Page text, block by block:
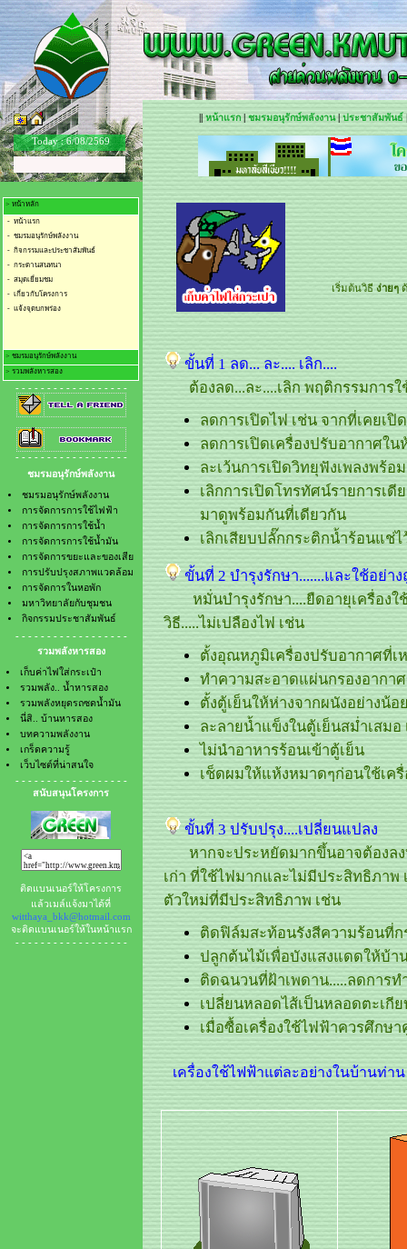
Today :6/08/2569
||หน้าแรก| ชมรมอนุรักษ์พลังงาน| ประชาสัมพันธ์
> หน้าหลัก
- หน้าแรก
- ชมรมอนุรักษ์พลังงาน
- กิจกรรมและประชาสัมพันธ์
- กระดานสนทนา
- สมุดเยี่ยมชม
- เกี่ยวกับโครงการ
- แจ้งจุดบกพร่อง
> ชมรมอนุรักษ์พลังงาน
- ชมรมอนุรักษ์พลังงาน
- การจัดการการใช้ไฟฟ้า
- การจัดการการใช้น้ำ
- การจัดการการใช้น้ำมัน
- การจัดการขยะและของเสีย
- การปรับปรุงสภาพแวดล้อม
- การจัดการในหอพัก
- มหาวิทยาลัยกับชุมชน
- กิจกรรมประชาสัมพันธ์
> รวมพลังหารสอง
- เก็บค่าไฟใส่กระเป๋า
- รวมพลัง.. น้ำหารสอง
- รวมพลังหยุดรถซดน้ำมัน
- นี่สิ.. บ้านหารสอง
- บทความพลังงาน
- เว็บไซต์ที่น่าสนใจ
- - - - - - - - - - - - - - - - - -
- - - - - - - - - - - - - - - - - -
ชมรมอนุรักษ์พลังงาน
ชมรมอนุรักษ์พลังงาน
การจัดการการใช้ไฟฟ้า
การจัดการการใช้น้ำ
การจัดการการใช้น้ำมัน
การจัดการขยะและของเสีย
การปรับปรุงสภาพแวดล้อม
การจัดการในหอพัก
มหาวิทยาลัยกับชุมชน
กิจกรรมประชาสัมพันธ์
- - - - - - - - - - - - - - - - - -
รวมพลังหารสอง
เก็บค่าไฟใส่กระเป๋า
รวมพลัง.. น้ำหารสอง
รวมพลังหยุดรถซดน้ำมัน
นี่สิ.. บ้านหารสอง
บทความพลังงาน
เกร็ดความรู้
เว็บไซต์ที่น่าสนใจ
- - - - - - - - - - - - - - - - - -
สนับสนุนโครงการ
ติดแบนเนอร์ให้โครงการ
แล้วเมล์แจ้งมาได้ที่
witthaya_bkk@hotmail.com
จะติดแบนเนอร์ให้ในหน้าแรก
- - - - - - - - - - - - - - - - - -
เริ่มต้นวิธี ง่ายๆด้
ขั้นที่ 1 ลด... ละ.... เลิก....
ต้องลด...ละ....เลิก พฤติกรรมการ
ลดการเปิดไฟ เช่น จากที่เคยเปิ
ลดการเปิดเครื่องปรับอากาศใน
ละเว้นการเปิดวิทยุฟังเพลงพร้อ
เลิกการเปิดโทรทัศน์รายการเ
มาดูพร้อมกันที่เดียวกัน
เลิกเสียบปลั๊กกระติกน้ำร้อนแช่ไ
ขั้นที่ 2 บำรุงรักษา.......และใช้อย่าง
หมั่นบำรุงรักษา....ยืดอายุเครื่อง
วิธี.....ไม่เปลืองไฟ เช่น
ตั้งอุณหภูมิเครื่องปรับอากาศที่เ
ทำความสะอาดแผ่นกรองอากา
ตั้งตู้เย็นให้ห่างจากผนังอย่างน้อ
ละลายน้ำแข็งในตู้เย็นสม่ำเสม
ไม่นำอาหารร้อนเข้าตู้เย็น
เช็ดผมให้แห้งหมาดๆก่อนใช้เครื่
ขั้นที่ 3 ปรับปรุง....เปลี่ยนแปลง
หากจะประหยัดมากขึ้นอาจต้องล
เก่า ที่ใช้ไฟมากและไม่มีประสิทธิภาพ
ตัวใหม่ที่มีประสิทธิภาพ เช่น
ติดฟิล์มสะท้อนรังสีความร้อนที่ก
ปลูกต้นไม้เพื่อบังแสงแดดให้บ้า
ติดฉนวนที่ฝ้าเพดาน.....ลดการท
เปลี่ยนหลอดไส้เป็นหลอดตะเกีย
เมื่อซื้อเครื่องใช้ไฟฟ้าควรศึกษา
เครื่องใช้ไฟฟ้าแต่ละอย่างในบ้านท่า